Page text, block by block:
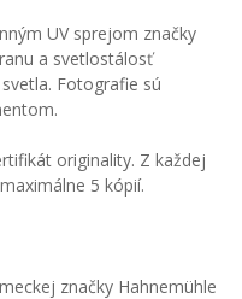
UV sprejom značky
a svetlostálosť
Fotografie sú
originality. Z každej
5 kópií.
značky Hahnemühle